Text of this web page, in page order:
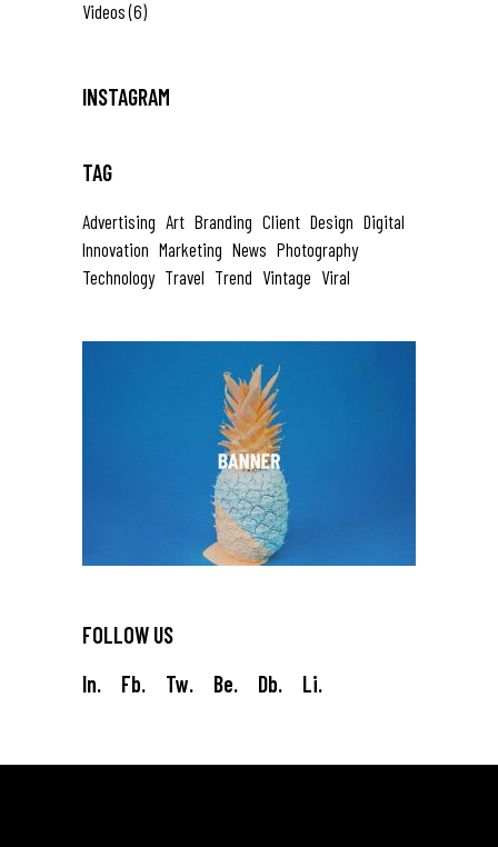
Videos(6)
INSTAGRAM
TAG
Advertising Art Branding Client Design Digital
Innovation Marketing News Photography
Technology Travel Trend Vintage Viral
FOLLOW US
In.
Fb. Tw. Be. Db. Li.